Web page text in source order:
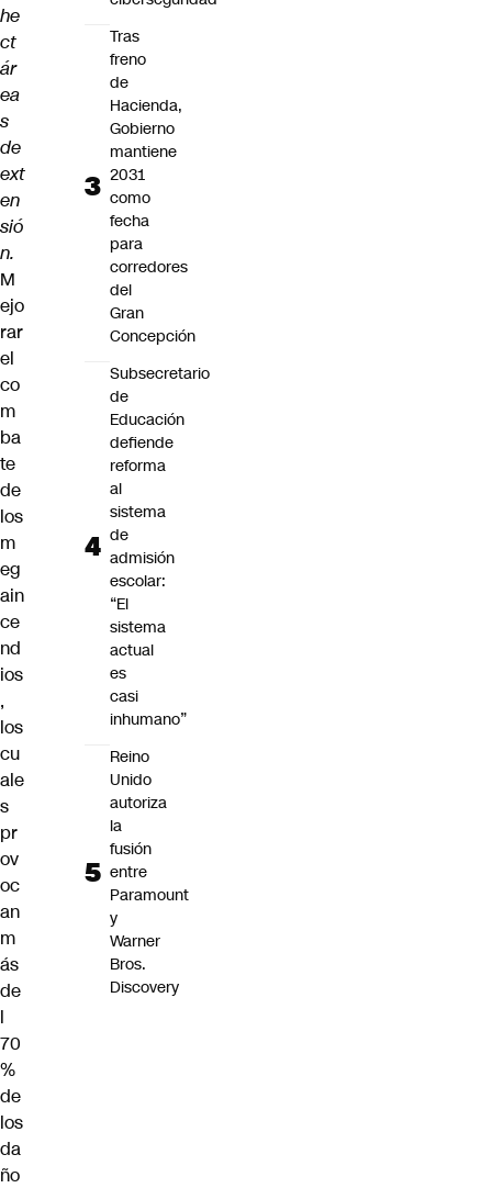
he
ct
ár
ea
s
de
ext
en
sió
n.
M
ejo
rar
el
co
m
ba
te
de
los
m
eg
ain
ce
nd
ios
,
los
cu
ale
s
pr
ov
oc
an
m
ás
de
l
70
%
de
los
da
ño
Tras
freno
de
Hacienda,
Gobierno
mantiene
2031
como
fecha
para
corredores
del
Gran
Concepción
Subsecretario
de
Educación
defiende
reforma
al
sistema
de
admisión
escolar:
“El
sistema
actual
es
casi
inhumano”
Reino
Unido
autoriza
la
fusión
entre
Paramount
y
Warner
Bros.
Discovery